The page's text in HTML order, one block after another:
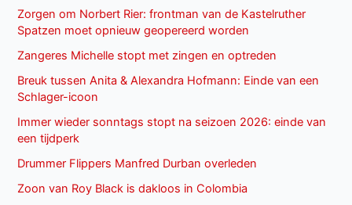
Zorgen om Norbert Rier: frontman van de Kastelruther
Spatzen moet opnieuw geopereerd worden
Zangeres Michelle stopt met zingen en optreden
Breuk tussen Anita & Alexandra Hofmann: Einde van een
Schlager-icoon
Immer wieder sonntags stopt na seizoen 2026: einde van
een tijdperk
Drummer Flippers Manfred Durban overleden
Zoon van Roy Black is dakloos in Colombia